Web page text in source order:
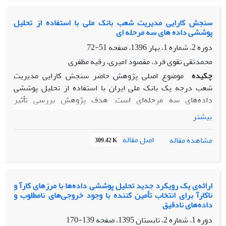
اندازه‌های انعطاف‌پذیر معرفی می‌کند. در رویکرد پیشنهادی، هر
انداز‌ه‌ انعطاف‌پذیر طوری به عنوان ورودی یا خروجی طبقه‌بندی
می‌شود که کارایی DMU مورد ارزیابی بیشینه‌سازی شود. از این
پیشنهادی، ساده و منطقی‌تر است. یک مثال در مؤسسات آموزش
عالی انگلستان، کاربرد رویکرد پیشنهادی را نشان می‌دهد.
سنجش کارایی مدیریت شعب بانک ملی با استفاده از تحلیل
پوششی داده های سه مرحله ای
دوره 2، شماره 1، بهار 1396، صفحه
51-72
محمدتقی تقوی فرد، مقصود امیری، رقیه مظفری
چکیده موضوع اصلی پژوهش حاضر سنجش کارایی مدیریت
شعب درجه یک بانک ملی ایران با استفاده از تحلیل پوششی
داده‌های سه مرحله‌ای است. هدف پژوهش بررسی تأثیر
متغیرهای محیطی بر کارایی شعب بانک می‌باشد. در این مطالعه،
و با فرض بازدهی متغیر نسبت به مقیاس، مورد بررسی قرار
گرفت. برای به‌دست آوردن کارایی از سه نهاده مجموعه
سپرده‌های مؤثر، تسهیلات اعطایی و مطالبات معوق و یک ستانده
استفاده از شاخص مالم کوئیست محاسبه شد. داده‌های تحقیق از
طریق گزارش سالیانه بانک جمع‌آوری و با اسفاده از نرم‌افزار لینگو
و ایویوز حل تحلیل شد. با توجه به نتایج به‌دست آمده بعد از
تعدیل عوامل محیطی و اختلالات آماری و مقایسه با کارایی به‌دست
بیشتر
مشاهده مقاله
اصل مقاله 309.42 K
ارائه‌ی یک رویکرد جدید تحلیل پوششی داده‌ها با مرزهای کارآ و
ناکارآ برای انتخاب تأمین کننده با وجود خروجی‌های نامطلوب و
داده‌های نادقیق
دوره 1، شماره 2، تابستان 1395، صفحه
139-170